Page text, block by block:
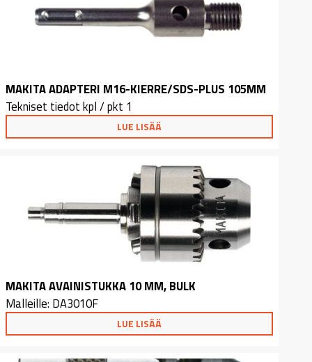
MAKITA ADAPTERI M16-KIERRE/SDS-PLUS 105MM
Tekniset tiedot kpl / pkt 1
LUE LISÄÄ
MAKITA AVAINISTUKKA 10 MM, BULK
Malleille: DA3010F
LUE LISÄÄ